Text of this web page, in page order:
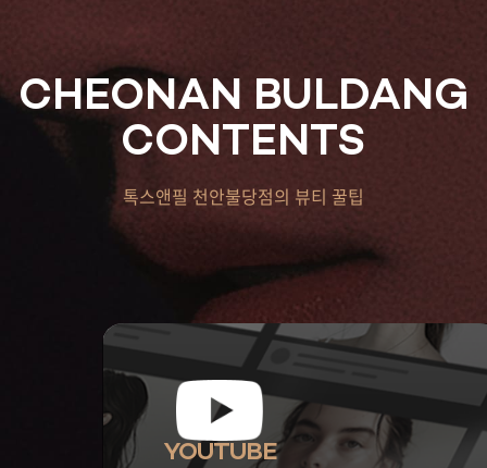
CHEONAN BULDANG
CONTENTS
톡스앤필 천안불당점의 뷰티 꿀팁
YOUTUBE